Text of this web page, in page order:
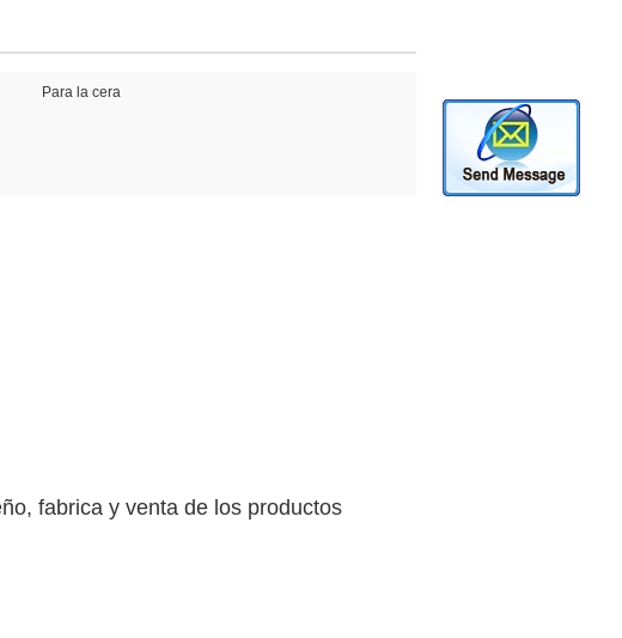
Para la cera
fabrica y venta de los productos